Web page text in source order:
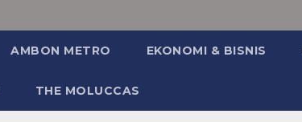
AMBON METRO EKONOMI & BISNIS
THE MOLUCCAS